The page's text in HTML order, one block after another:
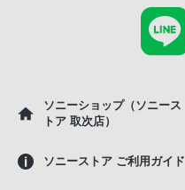
ソニーショップ（ソニース
トア 取次店）
ソニーストア ご利用ガイド